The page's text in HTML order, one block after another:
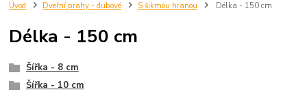
Úvod Dveřní prahy - dubové S šikmou hranou Délka - 150 cm
Délka - 150 cm
Šířka - 8 cm
Šířka - 10 cm